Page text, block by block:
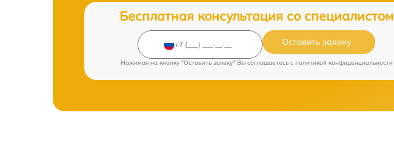
Бесплатная консультация со специалистом
Оставить заявку
Нажимая на кнопку "Оставить заявку" Вы соглашаетесь c политикой конфиденциальности